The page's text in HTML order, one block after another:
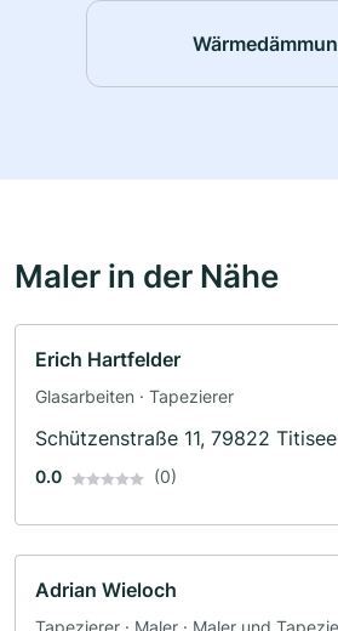
Maler in der Nähe
Erich Hartfelder
Glasarbeiten · Tapezierer
Schützenstraße 11, 79822
0.0 (0)
Adrian Wieloch